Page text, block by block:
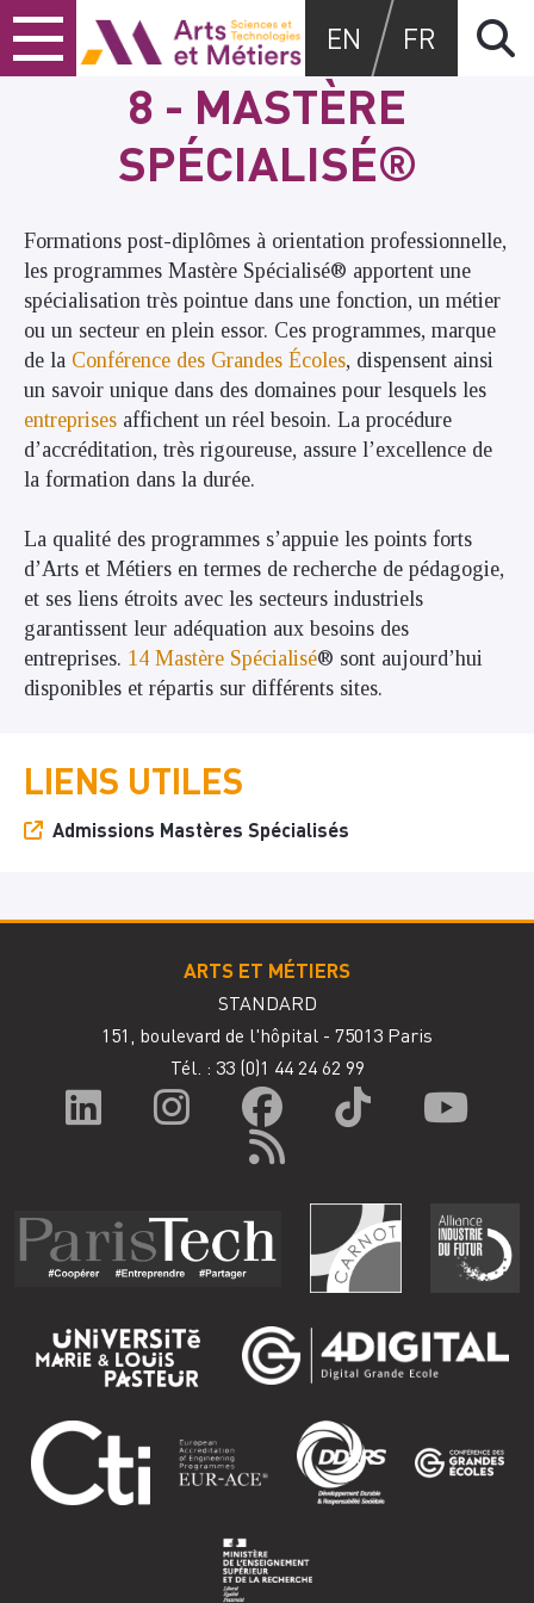
Skip
to
content
Skip
to
main
Skip
to
search
Arts et métiers
EN FR
8 - MASTÈRE
SPÉCIALISÉ®
Formations post-diplômes à orientation professionnelle,
les programmes Mastère Spécialisé® apportent une
spécialisation très pointue dans une fonction, un métier
ou un secteur en plein essor. Ces programmes, marque
de la Conférence des Grandes Écoles, dispensent ainsi
un savoir unique dans des domaines pour lesquels les
entreprises affichent un réel besoin. La procédure
d’accréditation, très rigoureuse, assure l’excellence de
la formation dans la durée.
La qualité des programmes s’appuie les points forts
d’Arts et Métiers en termes de recherche de pédagogie,
et ses liens étroits avec les secteurs industriels
garantissent leur adéquation aux besoins des
entreprises. 14 Mastère Spécialisé® sont aujourd’hui
disponibles et répartis sur différents sites.
LIENS UTILES
Admissions Mastères Spécialisés
ARTS ET MÉTIERS
STANDARD
151, boulevard de l'hôpital - 75013 Paris
Tél. : 33 (0)1 44 24 62 99